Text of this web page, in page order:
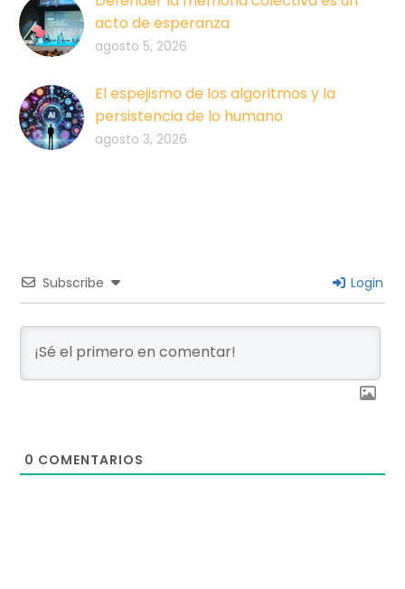
acto de esperanza
agosto 5, 2026
El espejismo de los algoritmos y la
persistencia de lo humano
agosto 3, 2026
Subscribe Login
0 COMENTARIOS